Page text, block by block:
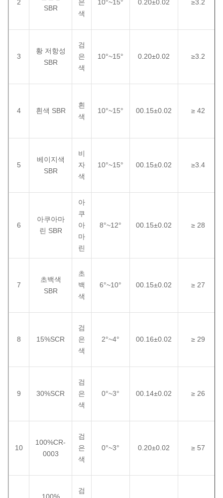
2
SBR
은
색
10°~15° 0.20±0.02 ≥3.2
3
황 저항성
SBR
검
은
색
10°~15° 0.20±0.02 ≥3.2
4 흰색 SBR
흰
색
10°~15° 00.15±0.02 ≥ 42
5
베이지색
SBR
비
자
색
10°~15° 00.15±0.02 ≥3.4
6
아쿠아마
린 SBR
아
쿠
아
마
린
8°~12° 00.15±0.02 ≥ 28
7
초백색
SBR
초
백
색
6°~10° 00.15±0.02 ≥ 27
8 15%SCR
검
은
색
2°~4° 00.16±0.02 ≥ 29
9 30%SCR
검
은
색
0°~3° 00.14±0.02 ≥ 26
10
100%CR-
0003
검
은
색
0°~3° 0.20±0.02 ≥ 57
100%
검